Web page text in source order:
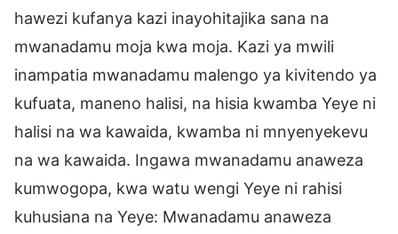
hawezi kufanya kazi inayohitajika sana na
mwanadamu moja kwa moja. Kazi ya mwili
inampatia mwanadamu malengo ya kivitendo ya
kufuata, maneno halisi, na hisia kwamba Yeye ni
halisi na wa kawaida, kwamba ni mnyenyekevu
na wa kawaida. Ingawa mwanadamu anaweza
kumwogopa, kwa watu wengi Yeye ni rahisi
kuhusiana na Yeye: Mwanadamu anaweza